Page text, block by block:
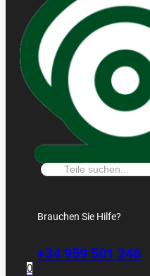
Suche:
Brauchen Sie Hilfe?
+34 959 501 246
0